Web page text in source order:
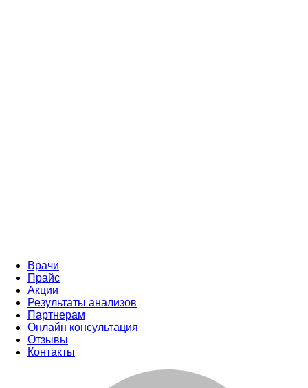
Врачи
Прайс
Акции
Результаты анализов
Партнерам
Онлайн консультация
Отзывы
Контакты